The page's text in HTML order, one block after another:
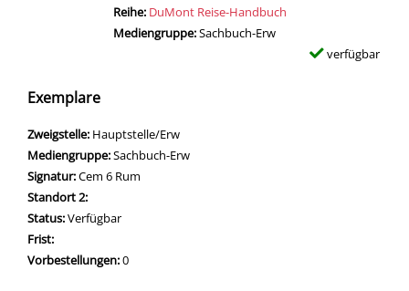
Reihe: DuMont Reise-Handbuch
Mediengruppe:Sachbuch-Erw
verfügbar
Exemplare
Zweigstelle: Hauptstelle/Erw
Mediengruppe:Sachbuch-Erw
Signatur:Cem 6 Rum
Standort 2:
Status:Verfügbar
Frist:
Vorbestellungen:0